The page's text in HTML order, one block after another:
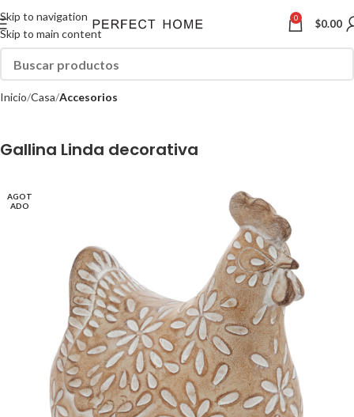
Skip to navigation
Skip to main content
0 $0.00
Inicio Casa Accesorios
Gallina Linda decorativa
AGOT
ADO